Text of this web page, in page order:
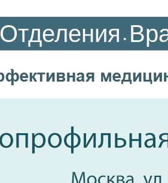
Отделения •